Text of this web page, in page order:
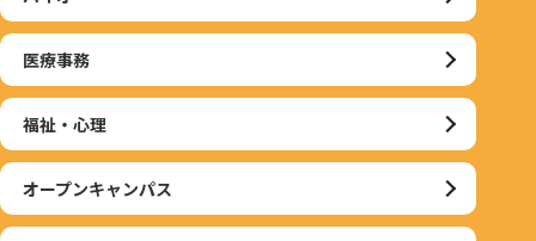
医療事務
福祉・心理
オープンキャンパス